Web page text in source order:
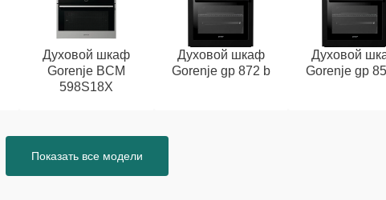
Духовой шкаф
Gorenje BCM
598S18X
Духовой шкаф
Gorenje gp 872 b
Духовой
Gorenje gp
Показать все модели